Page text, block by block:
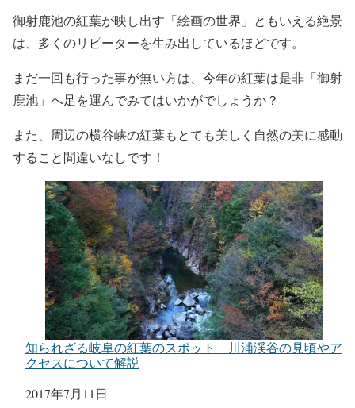
御射鹿池の紅葉が映し出す「絵画の世界」ともいえる絶景
は、多くのリピーターを生み出しているほどです。
まだ一回も行った事が無い方は、今年の紅葉は是非「御射
鹿池」へ足を運んでみてはいかがでしょうか？
また、周辺の横谷峡の紅葉もとても美しく自然の美に感動
すること間違いなしです！
知られざる岐阜の紅葉のスポット 川浦渓谷の見頃やア
クセスについて解説
日付
2017年7月11日